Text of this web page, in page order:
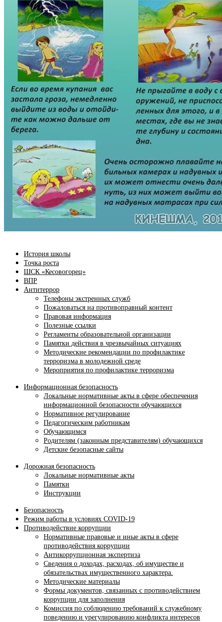
История школы
Точка роста
ШСК «Кесовогорец»
ВПР
Антитеррор
Телефоны экстренных служб
Пожаловаться на противоправный контент
Правовая информация
Полезные ссылки
Регламенты образовательной организации
Памятки действия в чрезвычайных ситуациях
Методические рекомендации по профилактике
терроризма в молодежной среде
Мероприятия по профилактике терроризма
Информационная безопасность
Локальные нормативные акты в сфере обеспечения
информационной безопасности обучающихся
Нормативное регулирование
Педагогическим работникам
Обучающимся
Родителям (законным представителям) обучающихся
Детские безопасные сайты
Дорожная безопасность
Локальные нормативные акты
Памятки
Инструкции
Безопасность
Режим работы в условиях COVID-19
Противодействие коррупции
Нормативные правовые и иные акты в сфере
противодействия коррупции
Антикоррупционная экспертиза
Сведения о доходах, расходах, об имуществе и
обязательствах имущественного характера.
Методические материалы
Формы документов, связанных с противодействием
коррупции для заполнения
Комиссия по соблюдению требований к служебному
поведению и урегулированию конфликта интересов